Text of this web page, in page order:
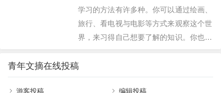
法明确的了解自己读书的目的是什么…
事，千万不要和你不喜欢的人聊天，最好
不要和人格有问题的人聊天。在此基础
上，没有必要说非得要看什么什么书，随
则千万别死磕，这会让你对读书丧失兴
学习的方法有许多种。你可以通过绘画、
旅行、看电视与电影等方式来观察这个世
界，来习得自己想要了解的知识。你也可
可以用自己喜欢的方式来获取自己知识的
未知领域。 读书不是唯一的学习方
青年文摘在线投稿
游客投稿 编辑投稿